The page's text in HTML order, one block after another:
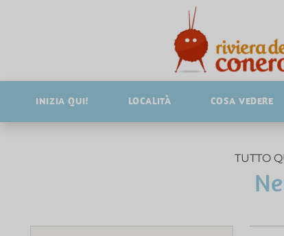
INIZIA QUI! LOCALITÀ COSA VEDERE
TUTTO